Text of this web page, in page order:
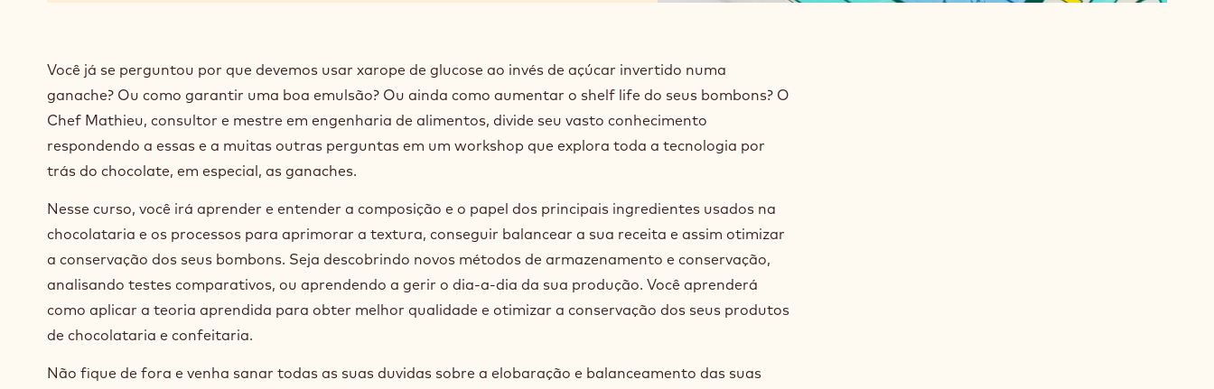
Você já se perguntou por que devemos usar xarope de glucose ao invés de açúcar invertido numa
ganache? Ou como garantir uma boa emulsão? Ou ainda como aumentar o shelf life do seus bombons? O
Chef Mathieu, consultor e mestre em engenharia de alimentos, divide seu vasto conhecimento
respondendo a essas e a muitas outras perguntas em um workshop que explora toda a tecnologia por
trás do chocolate, em especial, as ganaches.
Nesse curso, você irá aprender e entender a composição e o papel dos principais ingredientes usados na
chocolataria e os processos para aprimorar a textura, conseguir balancear a sua receita e assim otimizar
a conservação dos seus bombons. Seja descobrindo novos métodos de armazenamento e conservação,
analisando testes comparativos, ou aprendendo a gerir o dia-a-dia da sua produção. Você aprenderá
como aplicar a teoria aprendida para obter melhor qualidade e otimizar a conservação dos seus produtos
de chocolataria e confeitaria.
Não fique de fora e venha sanar todas as suas duvidas sobre a elobaração e balanceamento das suas